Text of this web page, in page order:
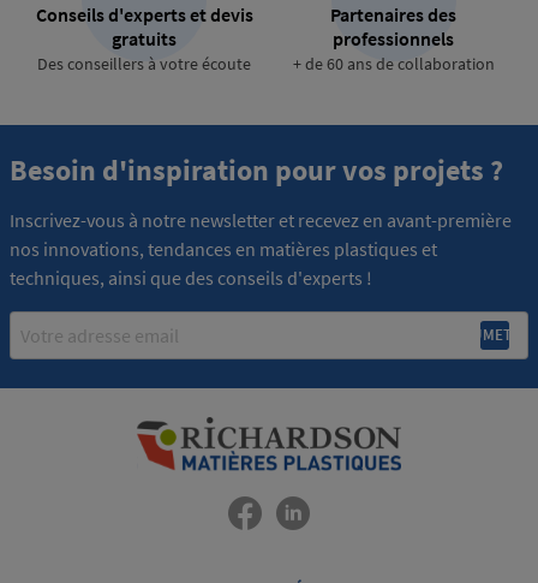
Conseils d'experts et devis
gratuits
Des conseillers à votre écoute
Partenaires des
professionnels
+ de 60 ans de collaboration
Besoin d'inspiration pour vos projets ?
Inscrivez-vous à notre newsletter et recevez en avant-première
nos innovations, tendances en matières plastiques et
techniques, ainsi que des conseils d'experts !
Email